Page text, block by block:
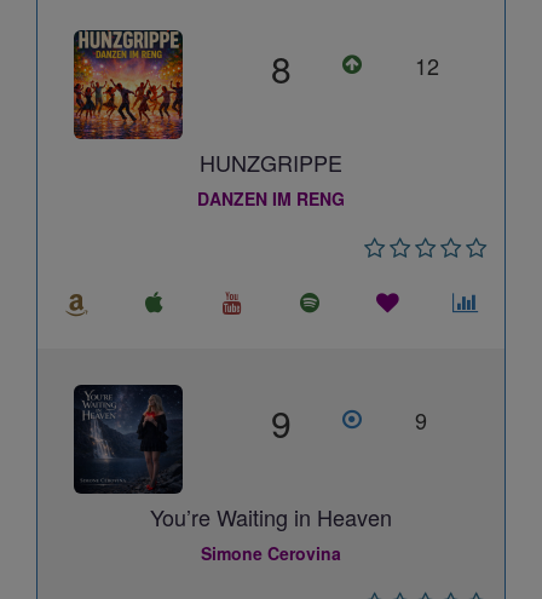
8 12
HUNZGRIPPE
DANZEN IM RENG
9 9
You’re Waiting in Heaven
Simone Cerovina